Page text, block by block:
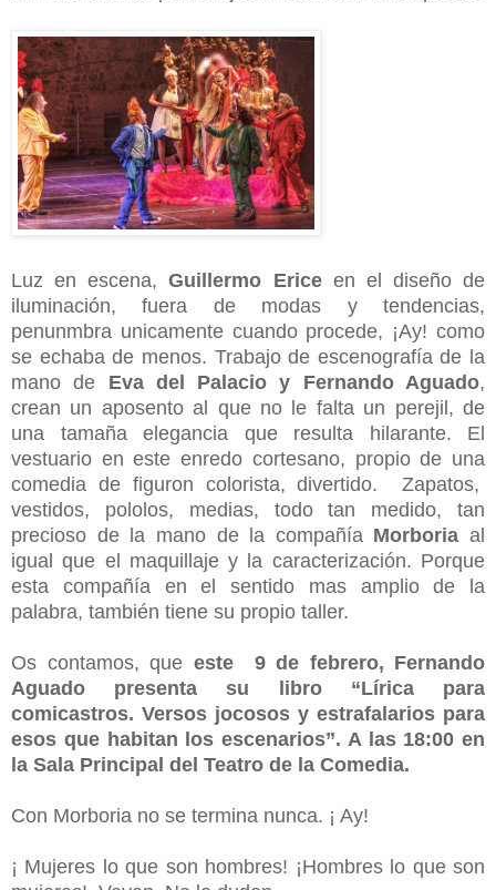
Luz en escena,Guillermo Ericeen el diseño de
iluminación, fuera de modas y tendencias,
penunmbra unicamente cuando procede, ¡Ay! como
se echaba de menos. Trabajo de escenografía de la
mano de Eva del Palacio y Fernando Aguado,
crean un aposento al que no le falta un perejil, de
una tamaña elegancia que resulta hilarante. El
vestuario en este enredo cortesano, propio de una
comedia de figuron colorista, divertido. Zapatos,
vestidos, pololos, medias, todo tan medido, tan
precioso de la mano de la compañía Morboria al
igual que el maquillaje y la caracterización. Porque
esta compañía en el sentido mas amplio de la
palabra, también tiene su propio taller.
Os contamos, que este 9 de febrero, Fernando
Aguado presenta su libro “Lírica para
comicastros. Versos jocosos y estrafalarios para
esos que habitan los escenarios”. A las 18:00 en
la Sala Principal del Teatro de la Comedia.
Con Morboria no se termina nunca. ¡ Ay!
¡ Mujeres lo que son hombres! ¡Hombres lo que son